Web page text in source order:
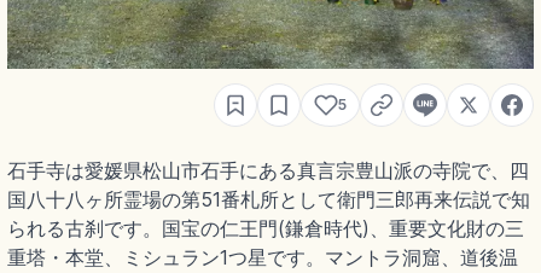
5
石手寺は愛媛県松山市石手にある真言宗豊山派の寺院で、四
国八十八ヶ所霊場の第51番札所として衛門三郎再来伝説で知
られる古刹です。国宝の仁王門(鎌倉時代)、重要文化財の三
重塔・本堂、ミシュラン1つ星です。マントラ洞窟、道後温